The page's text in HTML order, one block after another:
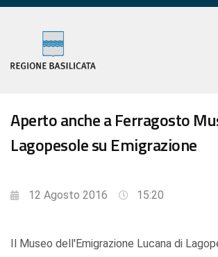
Aperto anche a Ferragosto
Lagopesole su Emigrazione
12 Agosto 2016 15:20
Il Museo dell'Emigrazione Lucana di